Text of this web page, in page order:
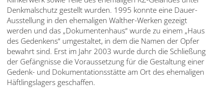
Türkçe
Yкраїнський
Русский
עברית
Denkmalschutz gestellt wurden. 1995 konnte eine Dauer-
Ausstellung in den ehemaligen Walther-Werken gezeigt
werden und das „Dokumentenhaus“ wurde zu einem „Haus
des Gedenkens“ umgestaltet, in dem die Namen der Opfer
bewahrt sind. Erst im Jahr 2003 wurde durch die Schließung
der Gefängnisse die Voraussetzung für die Gestaltung einer
Gedenk- und Dokumentationsstätte am Ort des ehemaligen
Häftlingslagers geschaffen.